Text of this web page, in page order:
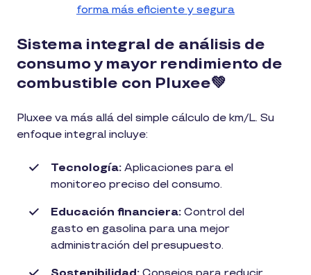
forma más eficiente y segura
Sistema integral de análisis de
consumo y mayor rendimiento de
combustible con Pluxee💚
Pluxee va más allá del simple cálculo de km/L. Su
enfoque integral incluye:
Tecnología: Aplicaciones para el
monitoreo preciso del consumo.
Educación financiera: Control del
gasto en gasolina para una mejor
administración del presupuesto.